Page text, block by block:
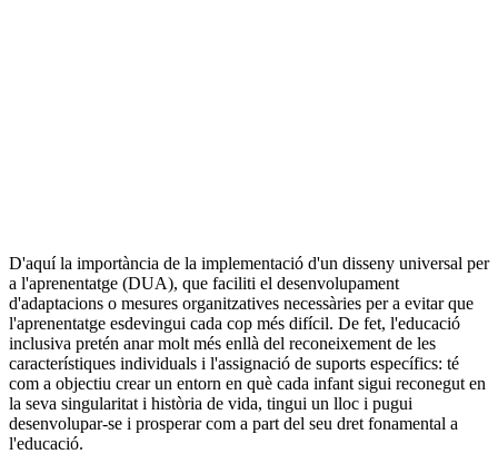
D'aquí la importància de la implementació d'un disseny universal per
a l'aprenentatge (DUA), que faciliti el desenvolupament
d'adaptacions o mesures organitzatives necessàries per a evitar que
l'aprenentatge esdevingui cada cop més difícil. De fet, l'educació
inclusiva pretén anar molt més enllà del reconeixement de les
característiques individuals i l'assignació de suports específics: té
com a objectiu crear un entorn en què cada infant sigui reconegut en
la seva singularitat i història de vida, tingui un lloc i pugui
desenvolupar-se i prosperar com a part del seu dret fonamental a
l'educació.